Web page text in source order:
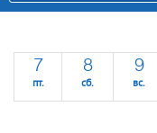
7
пт.
8
сб.
9
вс.